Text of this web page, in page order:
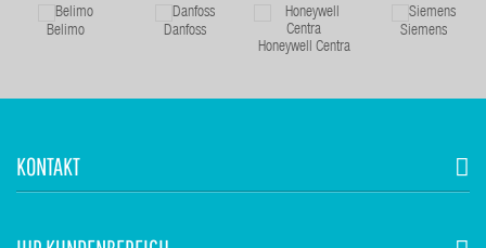
Belimo
Danfoss
Honeywell Centra
Siemens
KONTAKT